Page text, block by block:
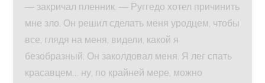
— закричал пленник. — Руггедо хотел причинить
мне зло. Он решил сделать меня уродцем, чтобы
все, глядя на меня, видели, какой я
безобразный. Он заколдовал меня. Я лег спать
красавцем… ну, по крайней мере, можно